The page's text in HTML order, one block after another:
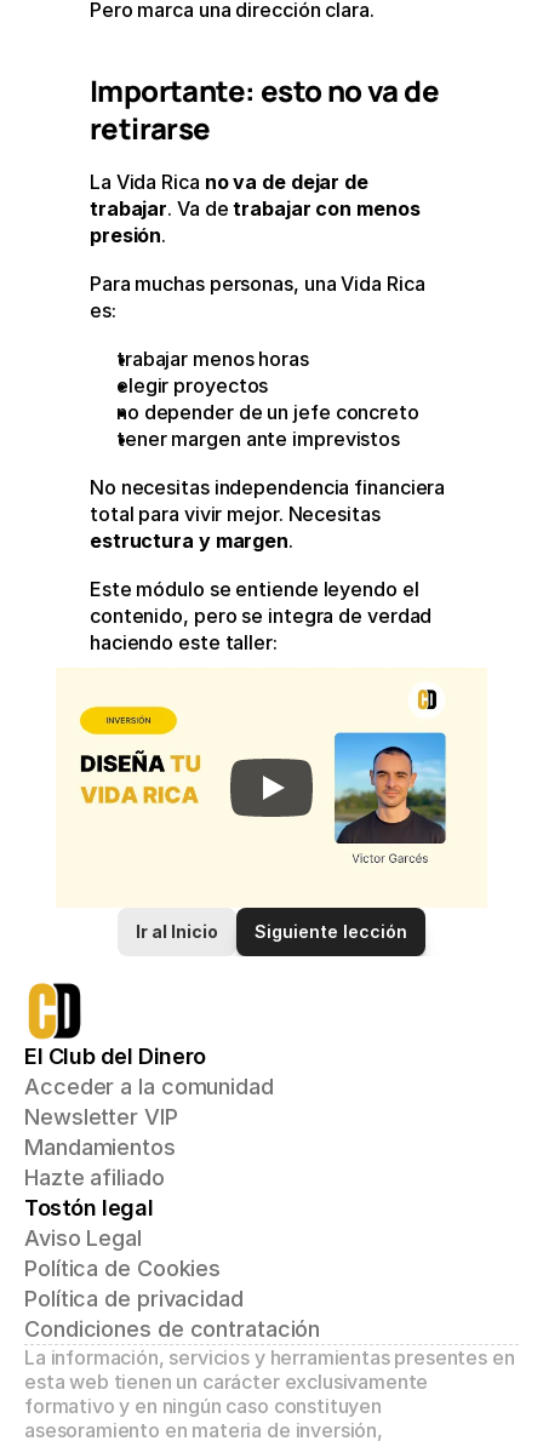
Pero marca una dirección clara.
Importante: esto no va de
retirarse
La Vida Rica no va de dejar de
trabajar. Va de trabajar con menos
presión.
Para muchas personas, una Vida Rica
es:
trabajar menos horas
elegir proyectos
no depender de un jefe concreto
tener margen ante imprevistos
No necesitas independencia financiera
total para vivir mejor. Necesitas
estructura y margen.
Este módulo se entiende leyendo el
contenido, pero se integra de verdad
haciendo este taller:
Ir al Inicio Siguiente lección
El Club del Dinero
Acceder a la comunidad
Newsletter VIP
Mandamientos
Hazte afiliado
Tostón legal
Aviso Legal
Política de Cookies
Política de privacidad
Condiciones de contratación
La información, servicios y herramientas presentes en
esta web tienen un carácter exclusivamente
formativo y en ningún caso constituyen
asesoramiento en materia de inversión,